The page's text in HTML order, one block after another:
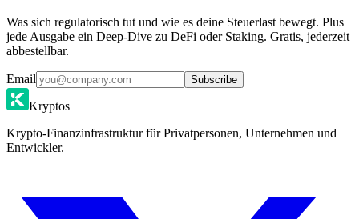
Was sich regulatorisch tut und wie es deine Steuerlast bewegt. Plus
jede Ausgabe ein Deep-Dive zu DeFi oder Staking. Gratis, jederzeit
abbestellbar.
Email Subscribe
Kryptos
Krypto-Finanzinfrastruktur für Privatpersonen, Unternehmen und
Entwickler.